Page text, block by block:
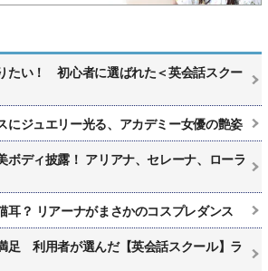
たい！ 初心者に選ばれた＜英会話スクー
にジュエリー光る、アカデミー女優の艶姿
ボディ披露！ アリアナ、セレーナ、ローラ
耳？ リアーナがまさかのコスプレダンス
足 利用者が選んだ【英会話スクール】ラ